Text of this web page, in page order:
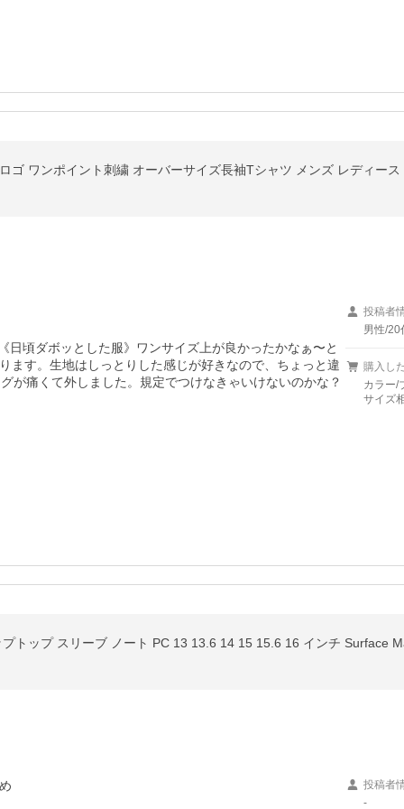
ゴ ワンポイント刺繍 オーバーサイズ長袖Tシャツ メンズ レディース
頃ダボッとした服》ワンサイズ上が良かったかなぁ〜と
ます。生地はしっとりした感じが好きなので、ちょっと違
が痛くて外しました。規定でつけなきゃいけないのかな？
投稿者
男性/
購入し
カラー/
サイズ
投稿者
-